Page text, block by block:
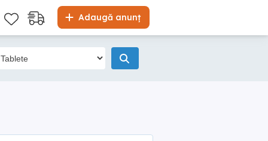
Adaugă anunț